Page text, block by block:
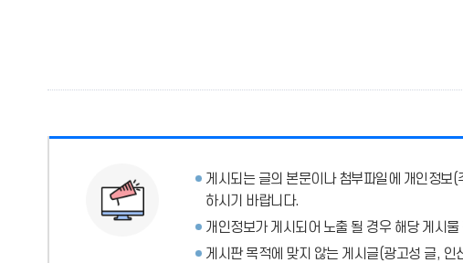
게시되는 글의 본문이나 첨부파일에 개인정보(
하시기 바랍니다.
개인정보가 게시되어 노출 될 경우 해당 게시
게시판 목적에 맞지 않는 게시글(광고성 글,